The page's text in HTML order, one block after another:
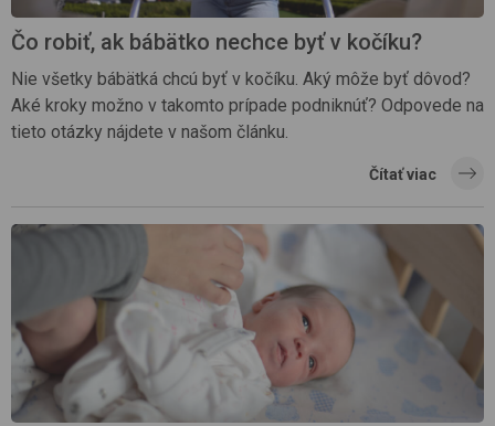
Čo robiť, ak bábätko nechce byť v kočíku?
Nie všetky bábätká chcú byť v kočíku. Aký môže byť dôvod?
Aké kroky možno v takomto prípade podniknúť? Odpovede na
tieto otázky nájdete v našom článku.
Čítať viac